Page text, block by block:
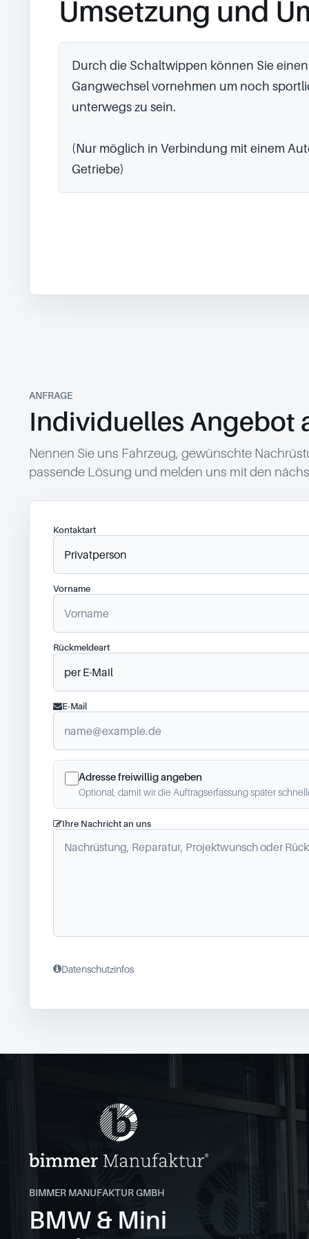
Umsetzung und
Durch die Schaltwippen können Sie
Gangwechsel vornehmen um noch
unterwegs zu sein.
(Nur möglich in Verbindung mit einem
Getriebe)
ANFRAGE
Individuelles Angebot
Nennen Sie uns Fahrzeug, gewünschte
passende Lösung und melden uns mit den
Kontaktart
Vorname
Rückmeldeart
E-Mail
Adresse freiwillig angeben
Optional, damit wir die Auftragserfassung später
Ihre Nachricht an uns
Datenschutzinfos
BIMMER MANUFAKTUR GMBH
BMW & Mini